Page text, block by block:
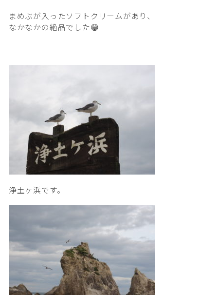
まめぶが入ったソフトクリームがあり、
なかなかの絶品でした😁
浄土ヶ浜です。